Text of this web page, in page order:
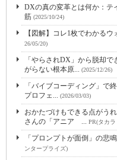
DXの真の変革とは何か：テ
筋 (2025/10/24)
【図解】コレ1枚でわかる
26/05/20)
「やらされDX」から脱却
がらない根本原... (2025/12/26)
「バイブコーディング」
プロフェ... (2026/03/03)
おかたづけもできる点がう
さんの「アニア ... PR(タカ
「プロンプトが面倒」の
ンタープライズ)